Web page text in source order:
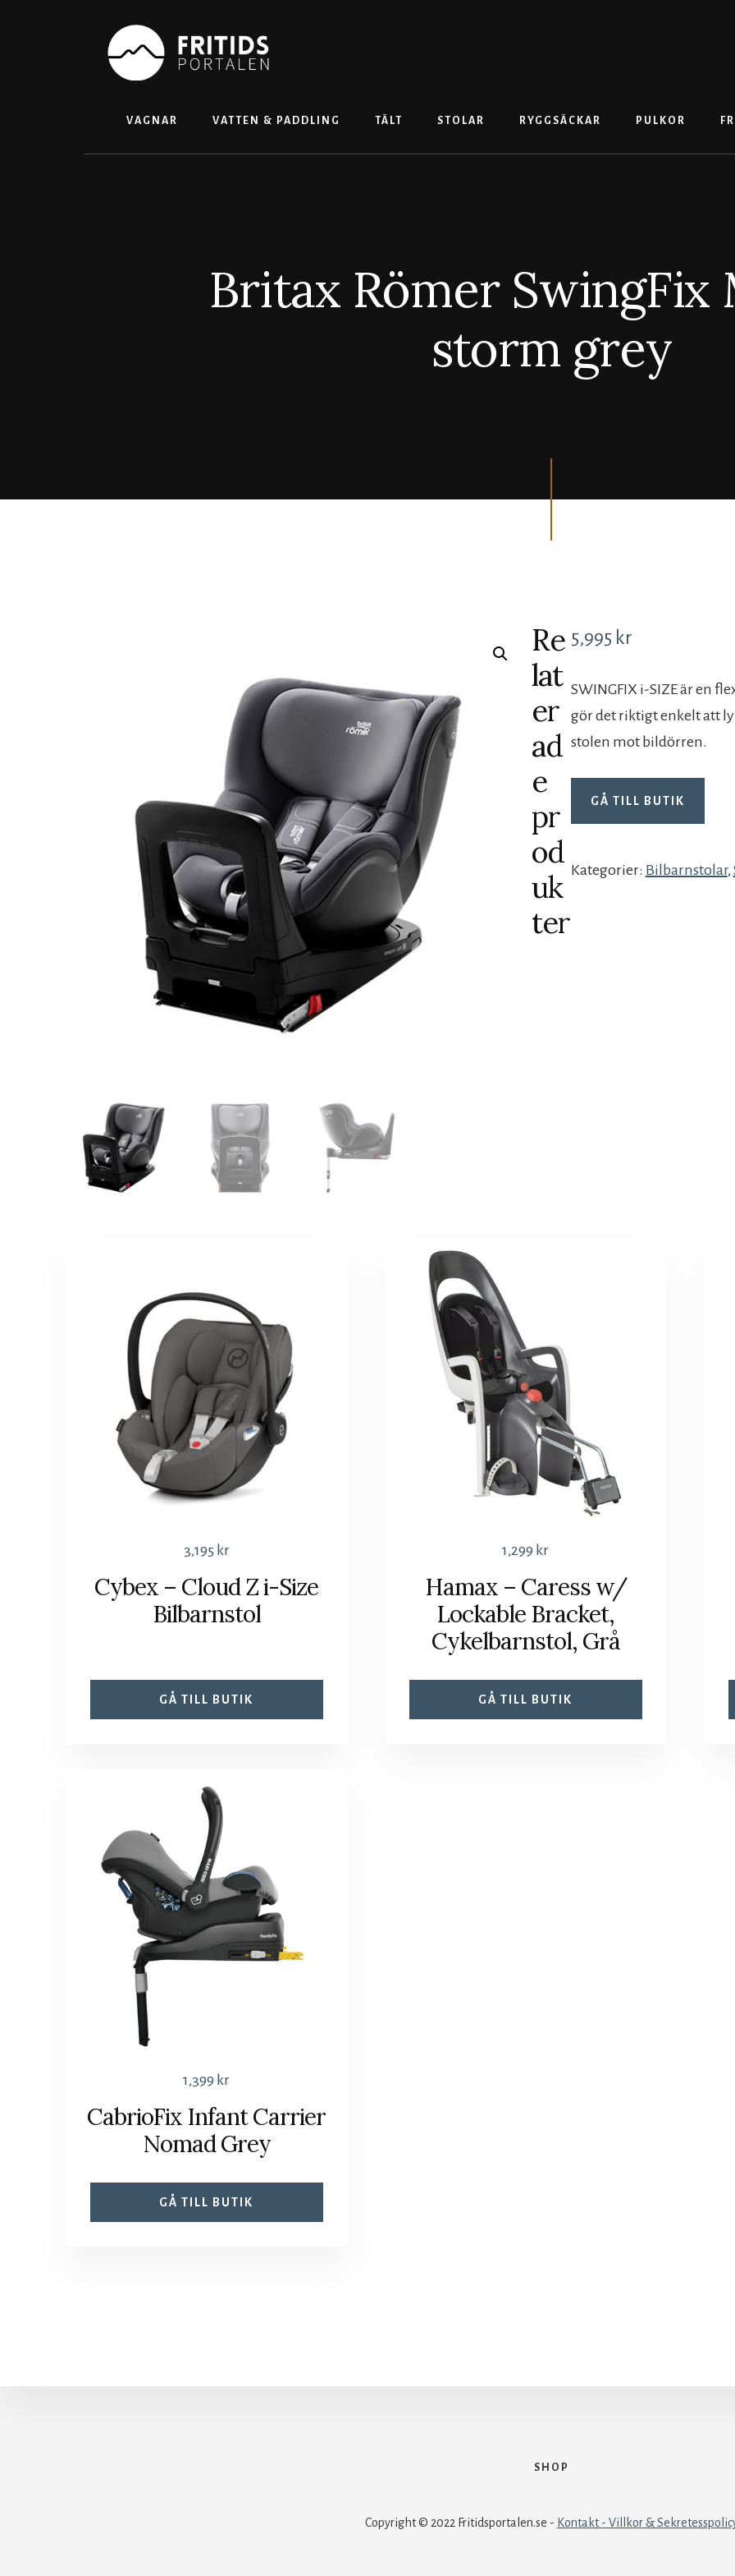
VAGNAR VATTEN & PADDLING TÄLT STOLAR RYGGSÄCKAR PULKOR
Britax Römer SwingFix
storm grey
5,995 kr
SWINGFIX i-SIZE är en
gör det riktigt enkelt att
stolen mot bildörren.
GÅ TILL BUTIK
Kategorier: Bilbarnstolar,
Re
lat
er
ad
e
pr
od
uk
ter
3,195 kr
Cybex – Cloud Z i-Size
Bilbarnstol
GÅ TILL BUTIK
1,299 kr
Hamax – Caress w/
Lockable Bracket,
Cykelbarnstol, Grå
GÅ TILL BUTIK
1,399 kr
CabrioFix Infant Carrier
Nomad Grey
GÅ TILL BUTIK
SHOP
Copyright © 2022 Fritidsportalen.se - Kontakt - Villkor &